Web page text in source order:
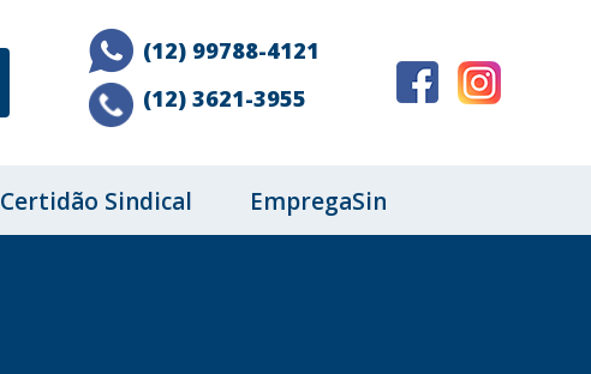
(12) 99788-4121
(12) 3621-3955
Certidão Sindical EmpregaSin